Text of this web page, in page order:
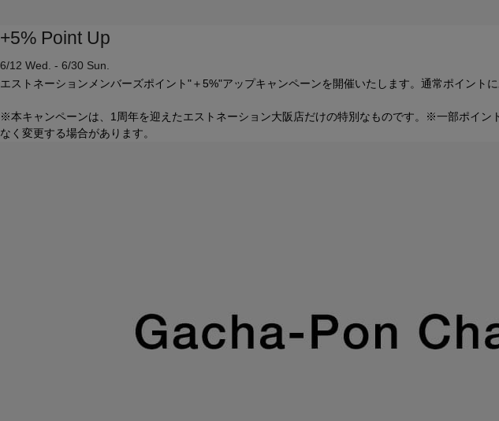
+5% Point Up
6/12 Wed. - 6/30 Sun.
エストネーションメンバーズポイント"＋5%"アップキャンペーンを開催いたします。通常ポイント
※本キャンペーンは、1周年を迎えたエストネーション大阪店だけの特別なものです。※一部ポイ
なく変更する場合があります。